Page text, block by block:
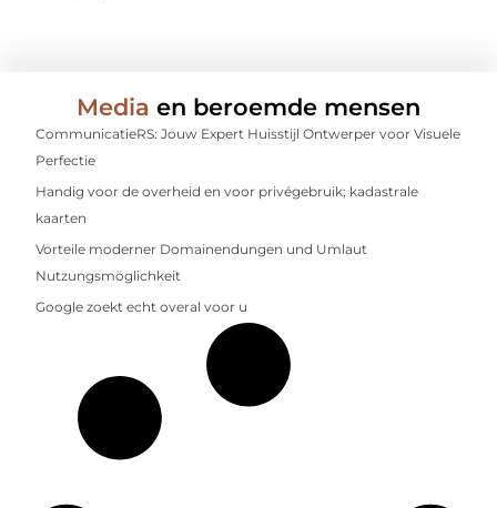
Media en beroemde mensen
CommunicatieRS: Jouw Expert Huisstijl Ontwerper voor Visuele
Perfectie
Handig voor de overheid en voor privégebruik; kadastrale
kaarten
Vorteile moderner Domainendungen und Umlaut
Nutzungsmöglichkeit
Google zoekt echt overal voor u